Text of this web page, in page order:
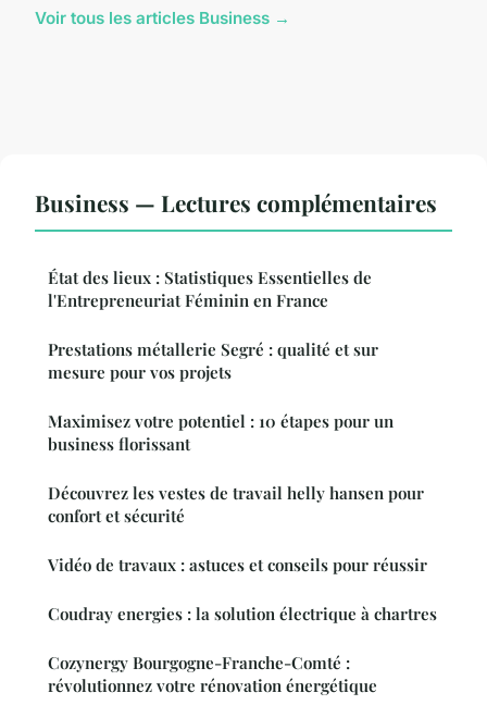
Voir tous les articles Business →
Business — Lectures complémentaires
État des lieux : Statistiques Essentielles de
l'Entrepreneuriat Féminin en France
Prestations métallerie Segré : qualité et sur
mesure pour vos projets
Maximisez votre potentiel : 10 étapes pour un
business florissant
Découvrez les vestes de travail helly hansen pour
confort et sécurité
Vidéo de travaux : astuces et conseils pour réussir
Coudray energies : la solution électrique à chartres
Cozynergy Bourgogne-Franche-Comté :
révolutionnez votre rénovation énergétique